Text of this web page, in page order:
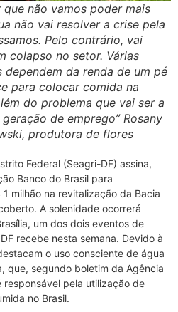
que não vamos poder mais
não vai resolver a crise pela
Pelo contrário, vai
colapso no setor. Várias
dependem da renda de um pé
para colocar comida na
do problema que vai ser a
de emprego” Rosany
produtora de flores
Federal (Seagri-DF) assina,
Banco do Brasil para
milhão na revitalização da Bacia
A solenidade ocorrerá
um dos dois eventos de
recebe nesta semana. Devido à
o uso consciente de água
que, segundo boletim da Agência
responsável pela utilização de
no Brasil.